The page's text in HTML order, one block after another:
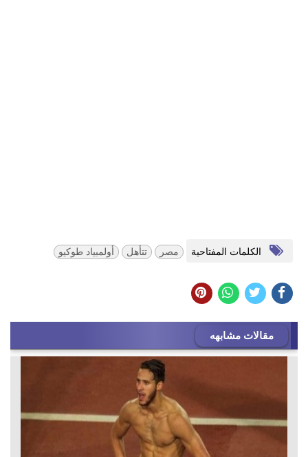
الكلمات المفتاحية مصر تتأهل أولمبياد طوكيو
مقالات مشابهه